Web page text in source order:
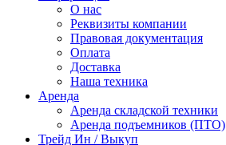
О нас
Реквизиты компании
Правовая документация
Оплата
Доставка
Наша техника
Аренда
Аренда складской техники
Аренда подъемников (ПТО)
Трейд Ин / Выкуп